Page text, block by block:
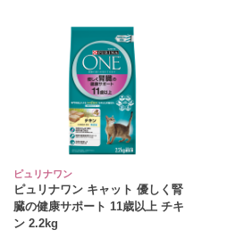
ピュリナワン
ピュリナワン キャット 優しく腎
臓の健康サポート 11歳以上 チキ
ン 2.2kg